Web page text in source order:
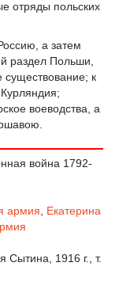
отряды польских
а затем
раздел Польши,
существование; к
воеводства, а
война 1792-
армия, Екатерина
Сытина, 1916 г., т.